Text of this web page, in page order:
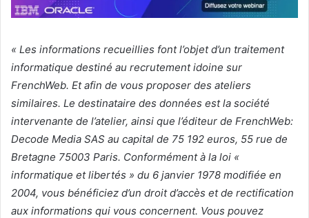
« Les informations recueillies font l’objet d’un traitement
informatique destiné au recrutement idoine sur
FrenchWeb. Et afin de vous proposer des ateliers
similaires. Le destinataire des données est la société
intervenante de l’atelier, ainsi que l’éditeur de FrenchWeb:
Decode Media SAS au capital de 75 192 euros, 55 rue de
Bretagne 75003 Paris. Conformément à la loi «
informatique et libertés » du 6 janvier 1978 modifiée en
2004, vous bénéficiez d’un droit d’accès et de rectification
aux informations qui vous concernent. Vous pouvez